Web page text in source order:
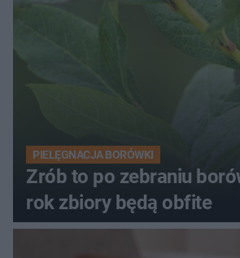
PIELĘGNACJA BORÓWKI
Zrób to po zebraniu
rok zbiory będą obfite